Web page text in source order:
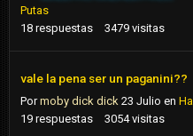
Putas
18 respuestas 3479 visitas
vale la pena ser un paganini??
Pormoby dick dick 23 Julio en
19 respuestas 3054 visitas